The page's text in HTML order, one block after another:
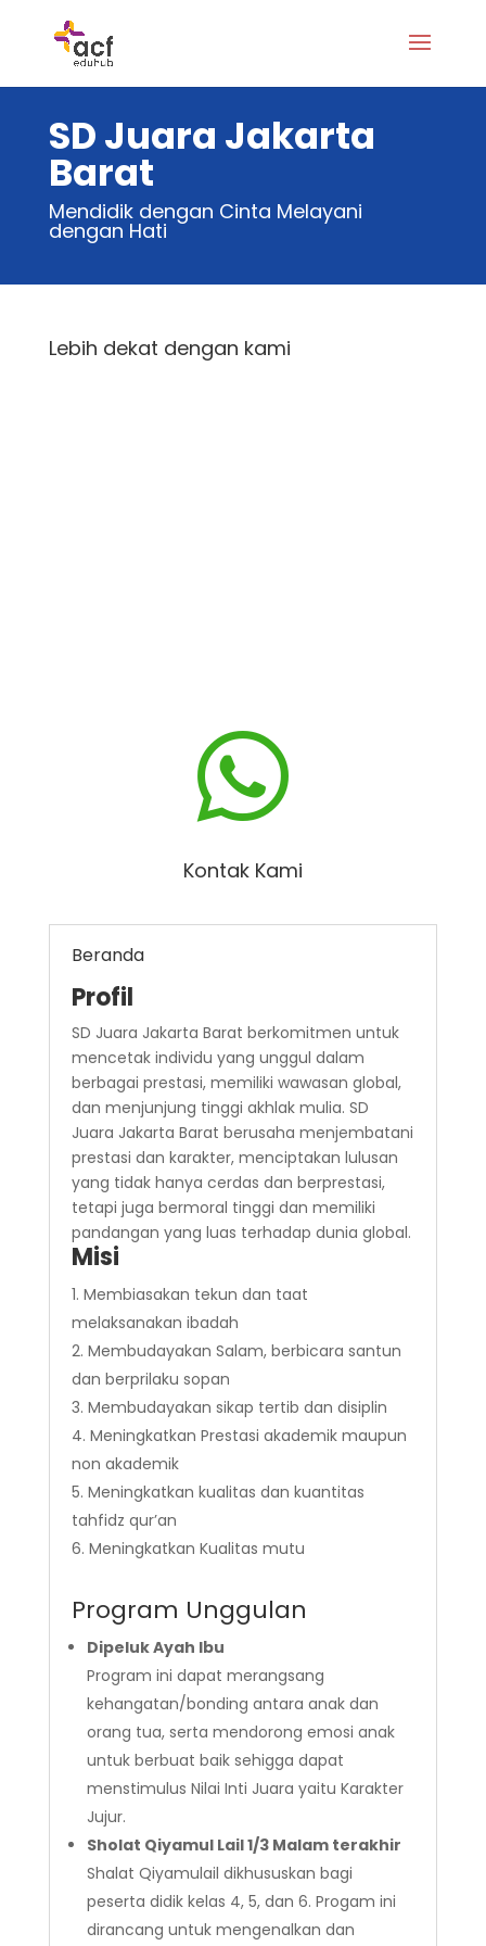
SD Juara Jakarta
Barat
Mendidik dengan Cinta Melayani
dengan Hati
Lebih dekat dengan kami

Kontak Kami
Beranda
Profil
SD Juara Jakarta Barat berkomitmen untuk
mencetak individu yang unggul dalam
berbagai prestasi, memiliki wawasan global,
dan menjunjung tinggi akhlak mulia. SD
Juara Jakarta Barat berusaha menjembatani
prestasi dan karakter, menciptakan lulusan
yang tidak hanya cerdas dan berprestasi,
tetapi juga bermoral tinggi dan memiliki
pandangan yang luas terhadap dunia global.
Misi
Membiasakan tekun dan taat
melaksanakan ibadah
Membudayakan Salam, berbicara santun
dan berprilaku sopan
Membudayakan sikap tertib dan disiplin
Meningkatkan Prestasi akademik maupun
non akademik
Meningkatkan kualitas dan kuantitas
tahfidz qur’an
Meningkatkan Kualitas mutu
Program Unggulan
Dipeluk Ayah Ibu
Program ini dapat merangsang
kehangatan/bonding antara anak dan
orang tua, serta mendorong emosi anak
untuk berbuat baik sehigga dapat
menstimulus Nilai Inti Juara yaitu Karakter
Jujur.
Sholat Qiyamul Lail 1/3 Malam terakhir
Shalat Qiyamulail dikhususkan bagi
peserta didik kelas 4, 5, dan 6. Progam ini
dirancang untuk mengenalkan dan